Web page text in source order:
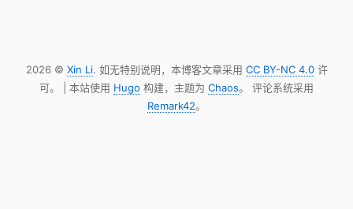
2026 © Xin Li. 如无特别说明，本博客文章采用 CC BY-NC 4.0许
可。 | 本站使用 Hugo 构建，主题为 Chaos。 评论系统采用
Remark42。